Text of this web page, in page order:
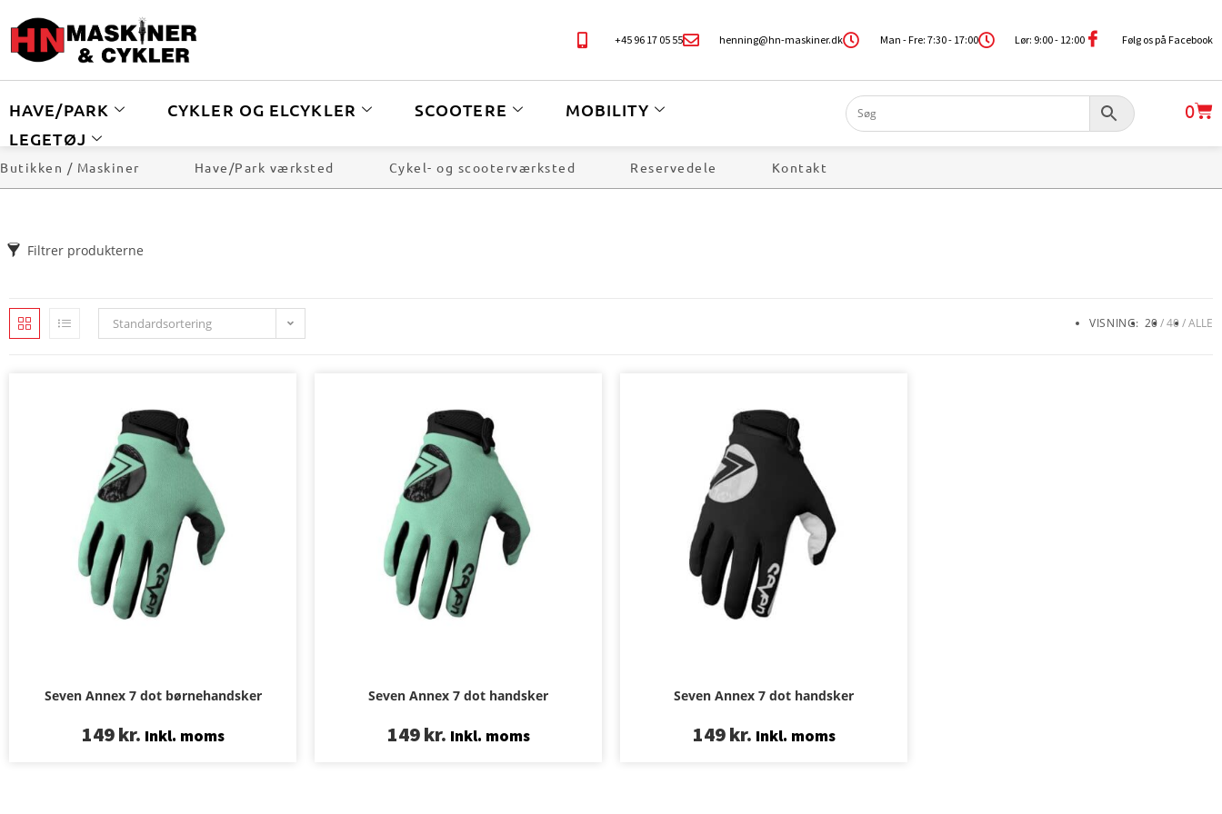
+45 96 17 05 55 henning@hn-maskiner.dk Man - Fre: 7:30 - 17:00 Lør: 9:00 - 12:00 Følg os på Facebook
HAVE/PARK CYKLER OG ELCYKLER SCOOTERE
MOBILITY
LEGETØJ
0
Butikken / Maskiner Have/Park værksted Cykel- og scooterværksted Reservedele Kontakt
Filtrer produkterne
Standardsortering VISNING: 20 40 ALLE
Seven Annex 7 dot børnehandsker
149kr. Inkl. moms
Seven Annex 7 dot handsker
149kr. Inkl. moms
Seven Annex 7 dot handsker
149kr. Inkl. moms